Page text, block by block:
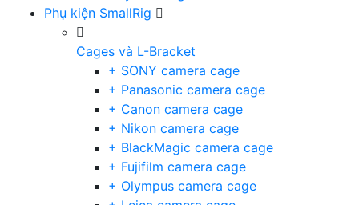
Phụ kiện SmallRig
Cages và L-Bracket
+ SONY camera cage
+ Panasonic camera cage
+ Canon camera cage
+ Nikon camera cage
+ BlackMagic camera cage
+ Fujifilm camera cage
+ Olympus camera cage